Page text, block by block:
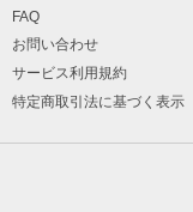
FAQ
お問い合わせ
サービス利用規約
特定商取引法に基づく表示